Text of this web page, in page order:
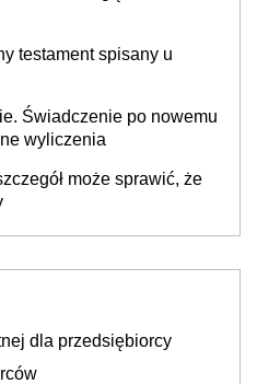
testament spisany u
Świadczenie po nowemu
wyliczenia
może sprawić, że
dla przedsiębiorcy